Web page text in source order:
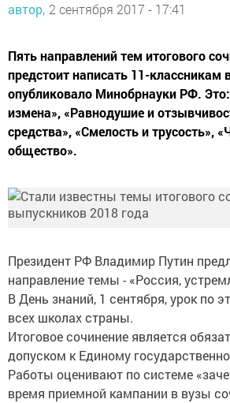
автор, 2 сентября 2017 - 17:41
Пять направлений тем итогового
предстоит написать 11-классникам
опубликовало Минобрнауки РФ.
измена», «Равнодушие и
средства», «Смелость и трусость»,
общество».
Президент РФ Владимир Путин
направление темы - «Россия,
В День знаний, 1 сентября, урок по
всех школах страны.
Итоговое сочинение является
допуском к Единому
Работы оценивают по системе
время приемной кампании в вузы